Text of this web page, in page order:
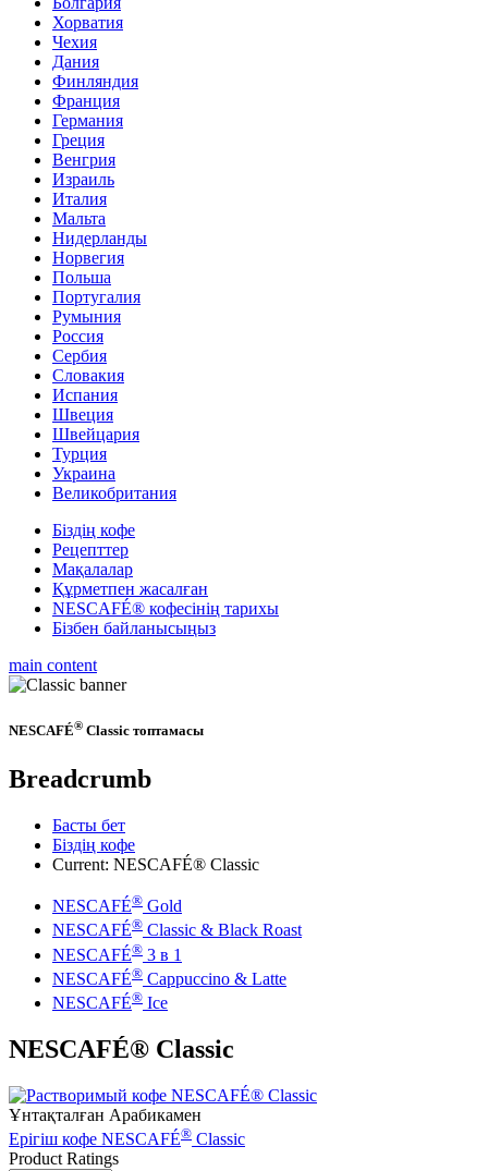
Хорватия
Чехия
Дания
Финляндия
Франция
Германия
Греция
Венгрия
Израиль
Италия
Мальта
Нидерланды
Норвегия
Польша
Португалия
Румыния
Россия
Сербия
Словакия
Испания
Швеция
Швейцария
Турция
Украина
Великобритания
Біздің кофе
Рецепттер
Мақалалар
Құрметпен жасалған
NESCAFÉ® кофесінің тарихы
Бізбен байланысыңыз
main content
NESCAFÉ® Classic топтамасы
Breadcrumb
Басты бет
Біздің кофе
Current: NESCAFÉ® Classic
NESCAFÉ® Gold
NESCAFÉ® Classic & Black Roast
NESCAFÉ® 3 в 1
NESCAFÉ® Cappuccino & Latte
NESCAFÉ® Ice
NESCAFÉ® Classic
Ұнтақталған Арабикамен
Ерігіш кофе NESCAFÉ® Classic
Product Ratings